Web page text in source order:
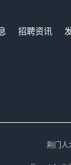
招聘资讯
荆门人